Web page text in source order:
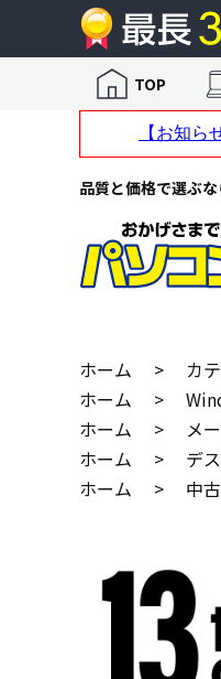
品質と価格で選ぶ
TOP
ホーム > カ
ホーム
>
ホーム
> メ
ホーム
> デ
ホーム
> 中